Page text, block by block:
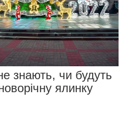
знають, чи будуть
ялинку